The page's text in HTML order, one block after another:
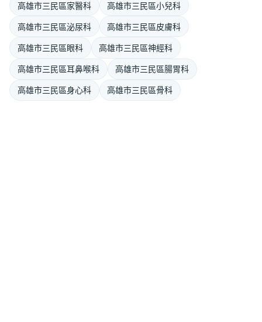
高雄市三民區家醫科 高雄市三民區小兒科
高雄市三民區泌尿科 高雄市三民區皮膚科
高雄市三民區眼科 高雄市三民區神經科
高雄市三民區耳鼻喉科 高雄市三民區腸胃科
高雄市三民區身心科 高雄市三民區骨科